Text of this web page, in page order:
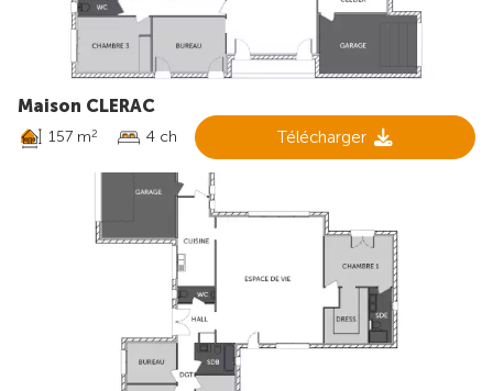
Maison CLERAC
157 m2 4 ch Télécharger